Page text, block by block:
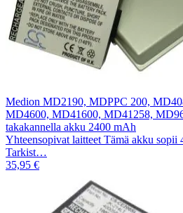
Medion MD2190, MDPPC 200,
MD4600, MD41600, MD41258,
takakannella akku 2400 mAh
Yhteensopivat laitteet Tämä akku sopii
Tarkist…
35,95 €